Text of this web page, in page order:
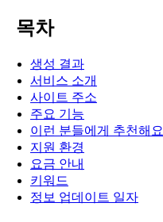
목차
생성 결과
서비스 소개
사이트 주소
주요 기능
이런 분들에게 추천해요
지원 환경
요금 안내
키워드
정보 업데이트 일자